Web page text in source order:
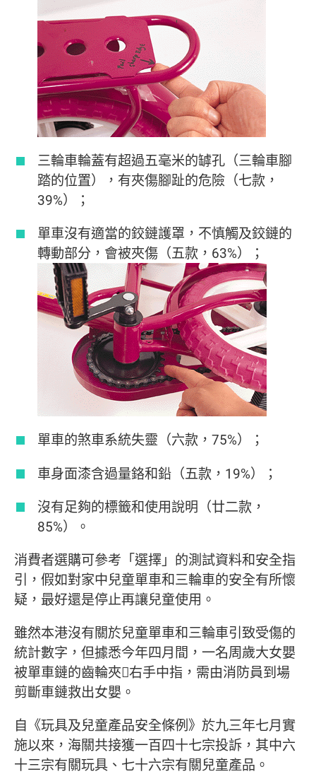
三輪車輪蓋有超過五毫米的罅孔（三輪車腳
踏的位置），有夾傷腳趾的危險（七款，
39%）；
單車沒有適當的鉸鏈護罩，不慎觸及鉸鏈的
轉動部分，會被夾傷（五款，63%）；
單車的煞車系統失靈（六款，75%）；
車身面漆含過量鉻和鉛（五款，19%）；
沒有足夠的標籤和使用說明（廿二款，
85%）。
消費者選購可參考「選擇」的測試資料和安全指
引，假如對家中兒童單車和三輪車的安全有所懷
疑，最好還是停止再讓兒童使用。
雖然本港沒有關於兒童單車和三輪車引致受傷的
統計數字，但據悉今年四月間，一名周歲大女嬰
被單車鏈的齒輪夾右手中指，需由消防員到場
剪斷車鏈救出女嬰。
自《玩具及兒童產品安全條例》於九三年七月實
施以來，海關共接獲一百四十七宗投訴，其中六
十三宗有關玩具、七十六宗有關兒童產品。